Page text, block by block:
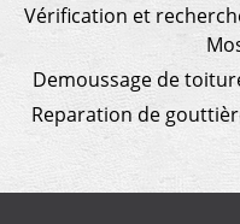
Vérification et
Demoussage de
Reparation de